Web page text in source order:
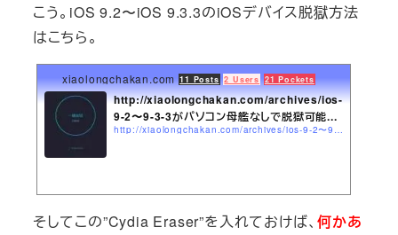
こう。iOS 9.2〜iOS 9.3.3のiOSデバイス脱獄方法
はこちら。
xiaolongchakan.com 11 Posts 2 Users 21 Pockets
http://xiaolongchakan.com/archives/ios-
9-2〜9-3-3がパソコン母艦なしで脱獄可能...
http://xiaolongchakan.com/archives/ios-9-2〜9-3-3がパソコン母艦なしで脱獄可能に新感覚ア.html
そしてこの”Cydia Eraser”を入れておけば、何かあ